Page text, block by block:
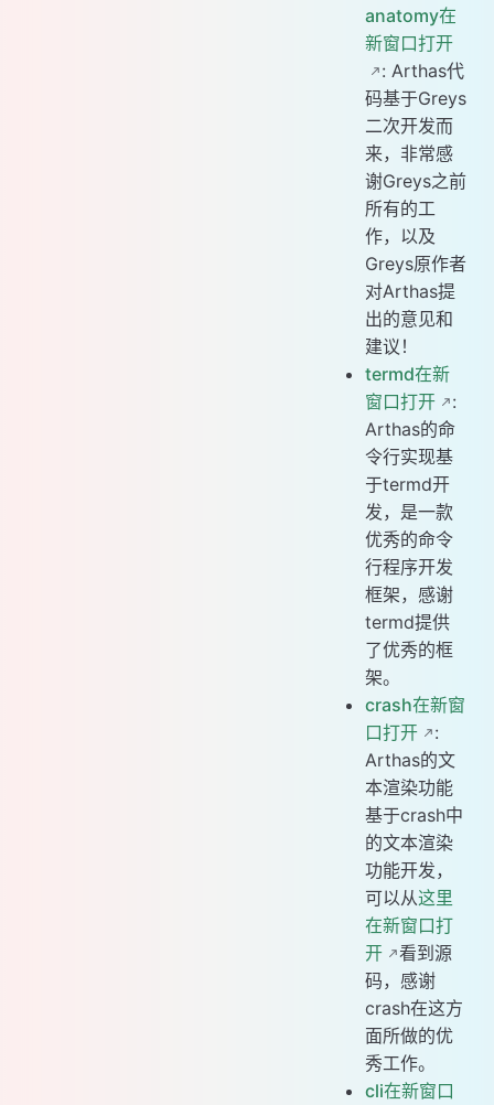
anatomy在
新窗口打开
: Arthas代
码基于Greys
二次开发而
来，非常感
谢Greys之前
所有的工
作，以及
Greys原作者
对Arthas提
出的意见和
建议！
termd在新
窗口打开
:
Arthas的命
令行实现基
于termd开
发，是一款
优秀的命令
行程序开发
框架，感谢
termd提供
了优秀的框
架。
crash在新窗
口打开
:
Arthas的文
本渲染功能
基于crash中
的文本渲染
功能开发，
可以从这里
在新窗口打
开
看到源
码，感谢
crash在这方
面所做的优
秀工作。
cli在新窗口